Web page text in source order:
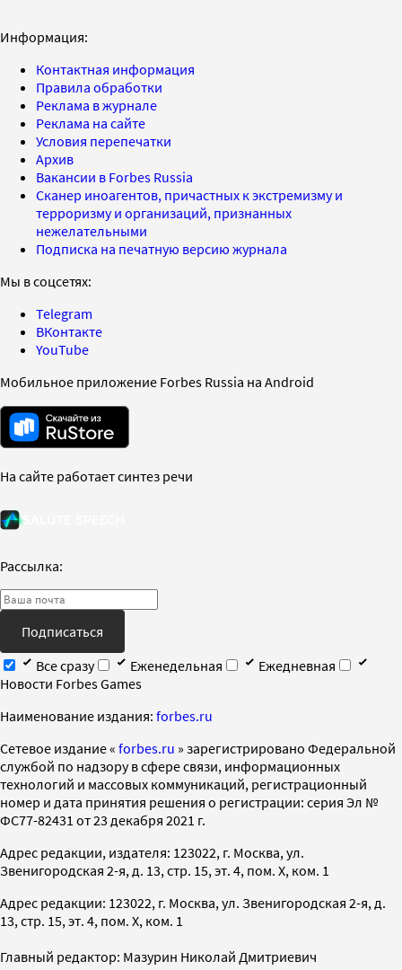
Информация:
Контактная информация
Правила обработки
Реклама в журнале
Реклама на сайте
Условия перепечатки
Архив
Вакансии в Forbes Russia
Сканер иноагентов, причастных к экстремизму и
терроризму и организаций, признанных
нежелательными
Подписка на печатную версию журнала
Мы в соцсетях:
Telegram
ВКонтакте
YouTube
Мобильное приложение Forbes Russia на Android
На сайте работает синтез речи
Рассылка:
Подписаться
Все сразу
Еженедельная
Ежедневная
Новости Forbes Games
Наименование издания: forbes.ru
Cетевое издание « forbes.ru » зарегистрировано Федеральной
службой по надзору в сфере связи, информационных
технологий и массовых коммуникаций, регистрационный
номер и дата принятия решения о регистрации: серия Эл №
ФС77-82431 от 23 декабря 2021 г.
Адрес редакции, издателя: 123022, г. Москва, ул.
Звенигородская 2-я, д. 13, стр. 15, эт. 4, пом. X, ком. 1
Адрес редакции: 123022, г. Москва, ул. Звенигородская 2-я, д.
13, стр. 15, эт. 4, пом. X, ком. 1
Главный редактор: Мазурин Николай Дмитриевич